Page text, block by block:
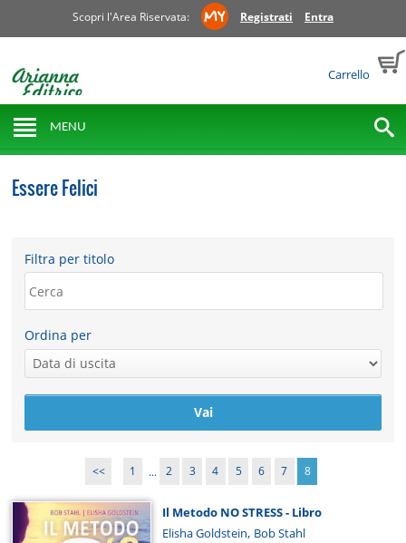
Scopri l'Area Riservata: Registrati Entra
Carrello
MENU
Essere Felici
Filtra per titolo
Ordina per
<< 1 ... 2 3 4 5 6 7 8
Il Metodo NO STRESS - Libro
Elisha Goldstein, Bob Stahl